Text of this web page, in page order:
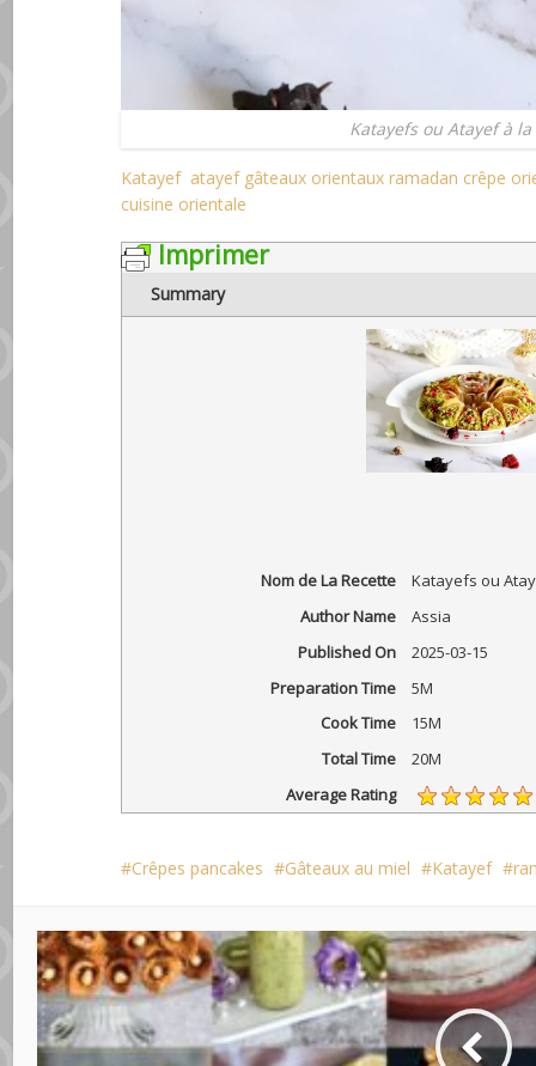
Katayefs ou Atayef à la
Katayef atayef gâteaux orientaux ramadan crêpe
cuisine orientale
Imprimer
Summary
Nom de La Recette
Katayefs ou
Author Name
Assia
Published On
2025-03-15
Preparation Time
5M
Cook Time
15M
Total Time
20M
Average Rating
Crêpes pancakes Gâteaux au miel Katayef